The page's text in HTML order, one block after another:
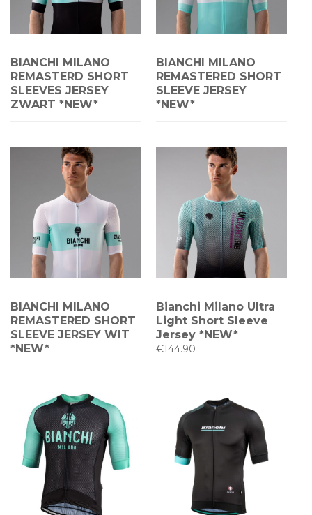
BIANCHI MILANO
REMASTERD SHORT
SLEEVES JERSEY
ZWART *NEW*
BIANCHI MILANO
REMASTERED SHORT
SLEEVE JERSEY
*NEW*
BIANCHI MILANO
REMASTERED SHORT
SLEEVE JERSEY WIT
*NEW*
Bianchi Milano Ultra
Light Short Sleeve
Jersey *NEW*
€144.90